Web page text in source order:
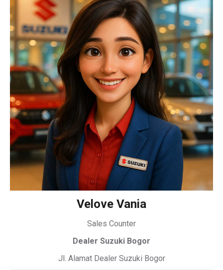
Velove Vania
Sales Counter
Dealer Suzuki Bogor
Jl. Alamat Dealer Suzuki Bogor